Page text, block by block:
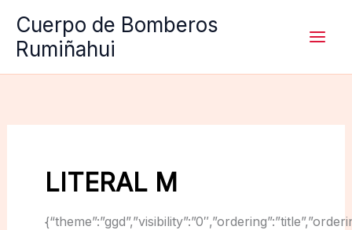
contenido
Cuerpo de Bomberos
Rumiñahui
LITERAL M